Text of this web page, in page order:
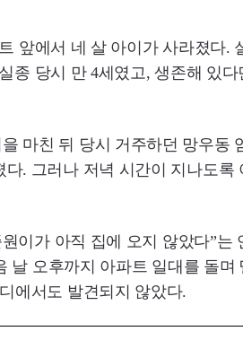
앞에서 네 살 아이가 사라졌다.
종 당시 만 4세였고, 생존해 있다
마친 뒤 당시 거주하던 망우동
. 그러나 저녁 시간이 지나도록
이가 아직 집에 오지 않았다”는
날 오후까지 아파트 일대를 돌며
에서도 발견되지 않았다.